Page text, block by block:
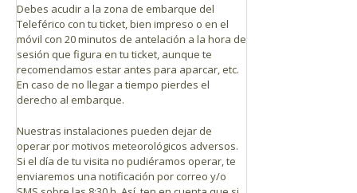
Debes acudir a la zona de embarque del
Teleférico con tu ticket, bien impreso o en el
móvil con 20 minutos de antelación a la hora de
sesión que figura en tu ticket, aunque te
recomendamos estar antes para aparcar, etc.
En caso de no llegar a tiempo pierdes el
derecho al embarque.
Nuestras instalaciones pueden dejar de
operar por motivos meteorológicos adversos.
Si el día de tu visita no pudiéramos operar, te
enviaremos una notificación por correo y/o